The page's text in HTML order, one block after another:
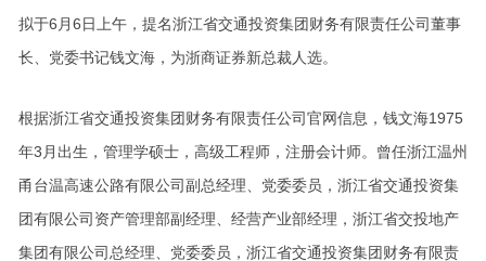
拟于6月6日上午，提名浙江省交通投资集团财务有限责任公司董事
长、党委书记钱文海，为浙商证券新总裁人选。
根据浙江省交通投资集团财务有限责任公司官网信息，钱文海1975
年3月出生，管理学硕士，高级工程师，注册会计师。曾任浙江温州
甬台温高速公路有限公司副总经理、党委委员，浙江省交通投资集
团有限公司资产管理部副经理、经营产业部经理，浙江省交投地产
集团有限公司总经理、党委委员，浙江省交通投资集团财务有限责